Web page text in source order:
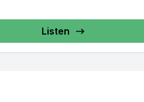
Listen